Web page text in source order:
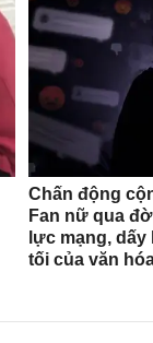
Chấn động
Fan nữ qua
lực mạng,
tối của văn